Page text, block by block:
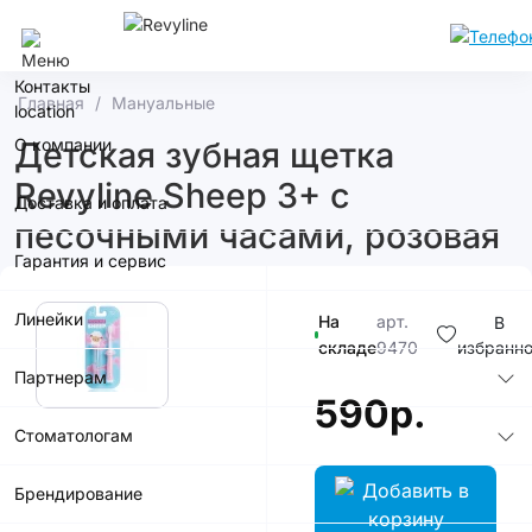
Нижний Новгород
Контакты
О компании
Доставка и оплата
Гарантия и сервис
Линейки
Партнерам
Стоматологам
Брендирование
Главная Мануальные
Детская зубная щетка
Revyline Sheep 3+ с
песочными часами, розовая
На
складе
арт.
9470
В
590р.